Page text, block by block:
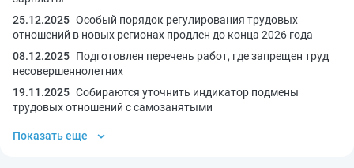
25.12.2025 Особый порядок регулирования трудовых
отношений в новых регионах продлен до конца 2026 года
08.12.2025 Подготовлен перечень работ, где запрещен труд
несовершеннолетних
19.11.2025 Собираются уточнить индикатор подмены
трудовых отношений с самозанятыми
Показать еще